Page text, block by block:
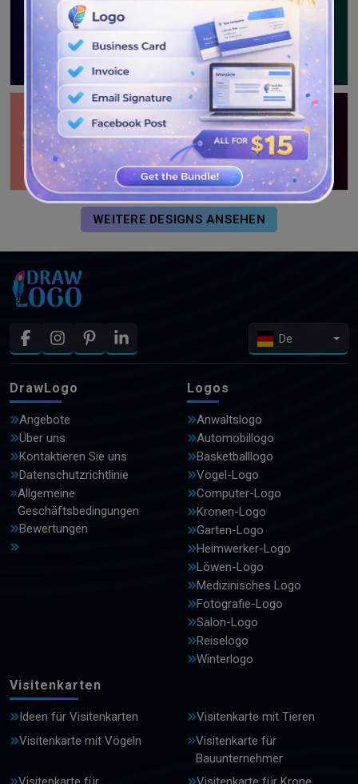
WEITERE DESIGNS ANSEHEN
De
DrawLogo
Angebote
Über uns
Kontaktieren Sie uns
Datenschutzrichtlinie
Allgemeine
Geschäftsbedingungen
Bewertungen
Logos
Anwaltslogo
Automobillogo
Basketballlogo
Vogel-Logo
Computer-Logo
Kronen-Logo
Garten-Logo
Heimwerker-Logo
Löwen-Logo
Medizinisches Logo
Fotografie-Logo
Salon-Logo
Reiselogo
Winterlogo
Visitenkarten
Ideen für Visitenkarten
Visitenkarte mit Tieren
Visitenkarte mit Vögeln
Visitenkarte für
Bauunternehmer